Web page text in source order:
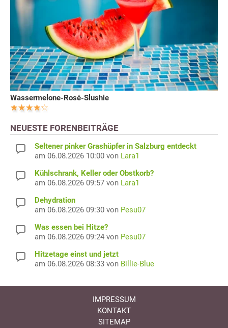
Wassermelone-Rosé-Slushie
NEUESTE FORENBEITRÄGE
Seltener pinker Grashüpfer in Salzburg entdeckt
am 06.08.2026 10:00 von Lara1
Kühlschrank, Keller oder Obstkorb?
am 06.08.2026 09:57 von Lara1
Dehydration
am 06.08.2026 09:30 von Pesu07
Was essen bei Hitze?
am 06.08.2026 09:24 von Pesu07
Hitzetage einst und jetzt
am 06.08.2026 08:33 von Billie-Blue
IMPRESSUM
KONTAKT
SITEMAP